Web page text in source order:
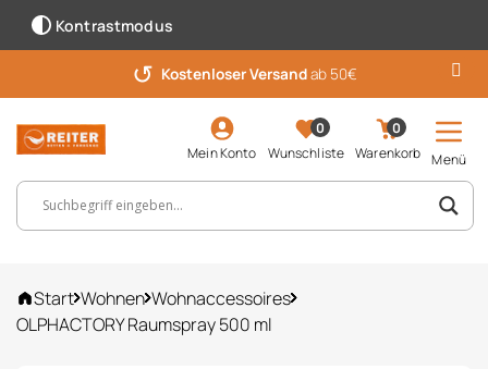
Kontrastmodus
7 Wochen Rückgabefür Vorteilskunden
↺ Kostenloser Versandab 50€
Mein Konto
0
Wunschliste
0
Warenkorb
Menü
Suchbegriff, Artikelnummer ...
Start Wohnen Wohnaccessoires
OLPHACTORY Raumspray 500 ml